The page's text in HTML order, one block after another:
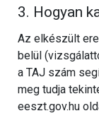
3. Hogyan
Az elkészült
belül
a TAJ szám
meg tudja
eeszt.gov.hu